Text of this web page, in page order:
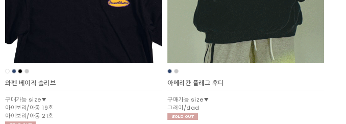
와펜 베이직 슬리브
구매가능 size▼
아이보리/아동 19호
아이보리/아동 21호
아메리칸 플래그 후디
구매가능 size▼
그레이/dad